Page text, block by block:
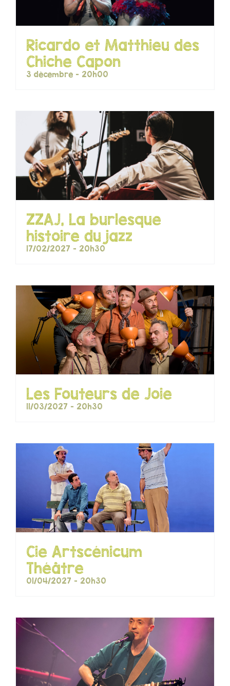
Ricardo et Matthieu des
Chiche Capon
3 décembre - 20h00
ZZAJ, La burlesque
histoire du jazz
17/02/2027 - 20h30
Les Fouteurs de Joie
11/03/2027 - 20h30
Cie Artscénicum
Théâtre
01/04/2027 - 20h30